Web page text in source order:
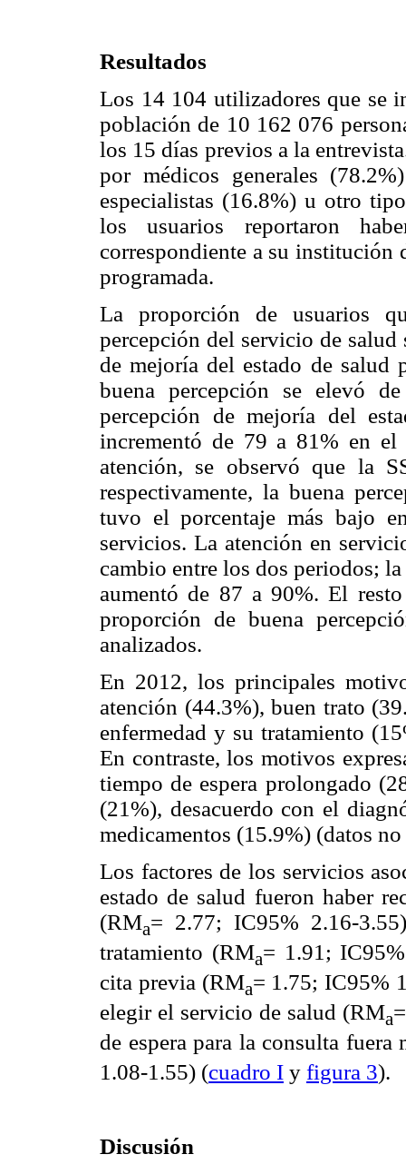
Resultados
Los 14 104 utilizadores que se
población de 10 162 076
los 15 días previos a la
por médicos generales
especialistas (16.8%) u otro
los usuarios reportaron
correspondiente a su institución
programada.
La proporción de usuarios
percepción del servicio de salud
de mejoría del estado de
buena percepción se elevó
percepción de mejoría del
incrementó de 79 a 81% en
atención, se observó que la
respectivamente, la buena
tuvo el porcentaje más bajo
servicios. La atención en
cambio entre los dos periodos;
aumentó de 87 a 90%. El
proporción de buena
analizados.
En 2012, los principales
atención (44.3%), buen trato
enfermedad y su tratamiento
En contraste, los motivos
tiempo de espera prolongado
(21%), desacuerdo con el
medicamentos (15.9%) (datos
Los factores de los servicios
estado de salud fueron haber
(RMa= 2.77; IC95% 2.16-
tratamiento (RMa= 1.91;
cita previa (RMa= 1.75; IC95%
elegir el servicio de salud (RMa
de espera para la consulta
1.08-1.55) (cuadro I y figura 3).
Discusión